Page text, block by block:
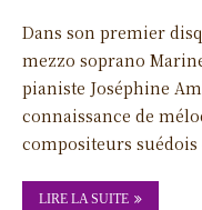
Dans son premier
mezzo soprano
pianiste Joséphine
connaissance de
compositeurs
LIRE LA SUITE